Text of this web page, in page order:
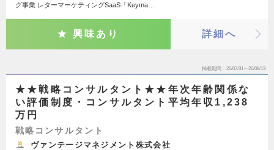
グ事業 レターマーケティングSaaS「Keyma…
興味あり 詳細へ
掲載期間 26/07/31～26/08/13
★★戦略コンサルタント★★年次年齢関係な
い評価制度・コンサルタント平均年収1,238
万円
戦略コンサルタント
ヴァンテージマネジメント株式会社